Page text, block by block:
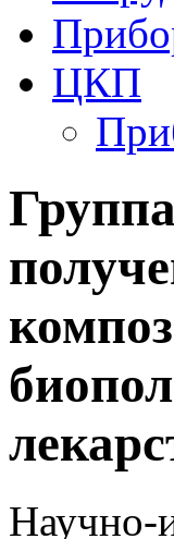
ЦКП
Научно-